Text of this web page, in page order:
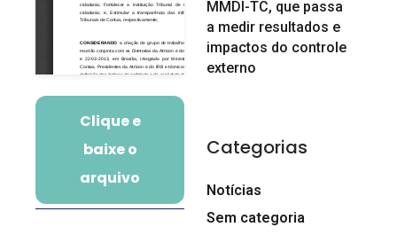
Clique e
baixe o
arquivo
MMDI-TC, que passa
a medir resultados e
impactos do controle
externo
Categorias
Notícias
Sem categoria